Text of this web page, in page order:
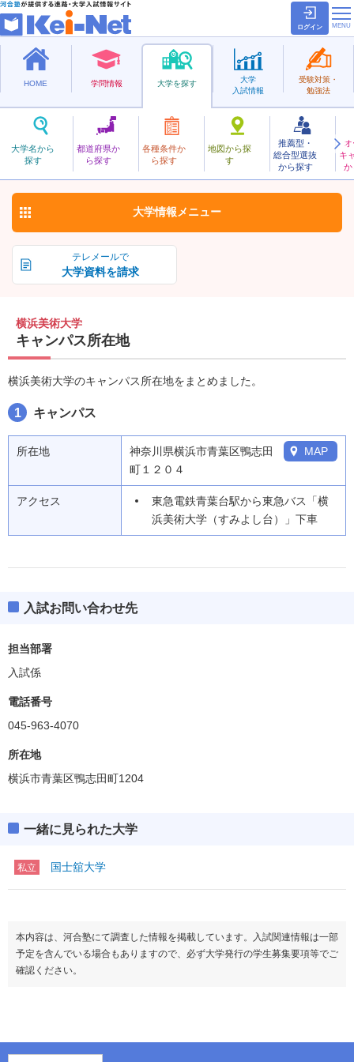
ログイン
HOME 学問情報 大学を探す
大学名から
探す
都道府県か
ら探す
各種条件か
ら探す
地図から探
す
推薦型・
総合型選抜
から探す
キ
か
大学
入試情報
受験対策・
勉強法
私立
よこはまびじゅつ
横浜美術大学 お気に入り
テレメールで
大学資料を請求
大学情報 メニュー
横浜美術大学
キャンパス所在地
横浜美術大学のキャンパス所在地をまとめました。
1 キャンパス
所在地
神奈川県横浜市青葉区鴨志田
町１２０４
MAP
アクセス
東急電鉄青葉台駅から東急バス「横
浜美術大学（すみよし台）」下車
入試お問い合わせ先
担当部署
入試係
電話番号
045-963-4070
所在地
横浜市青葉区鴨志田町1204
一緒に見られた大学
私立 国士舘大学
本内容は、河合塾にて調査した情報を掲載しています。入試関連情報は一部
予定を含んでいる場合もありますので、必ず大学発行の学生募集要項等でご
確認ください。